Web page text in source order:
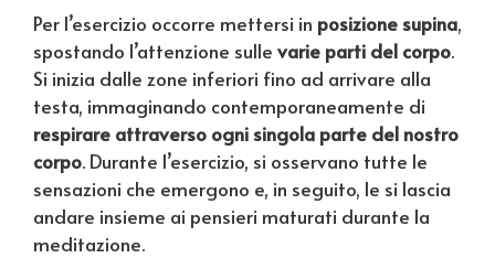
Per l’esercizio occorre mettersi in posizione supina,
spostando l’attenzione sulle varie parti del corpo.
Si inizia dalle zone inferiori fino ad arrivare alla
testa, immaginando contemporaneamente di
respirare attraverso ogni singola parte del nostro
corpo. Durante l’esercizio, si osservano tutte le
sensazioni che emergono e, in seguito, le si lascia
andare insieme ai pensieri maturati durante la
meditazione.